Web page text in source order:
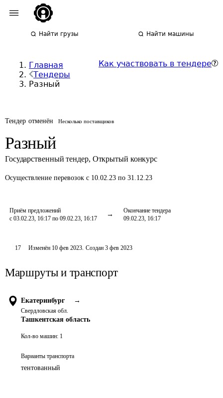
Найти грузы Найти машины
Главная
Тендеры
Разный
Как участвовать в тендере
Тендер отменён Несколько поставщиков
Разный
Государственный тендер, Открытый конкурс
Осуществление перевозок с 10.02.23 по 31.12.23
Приём предложений
с 03.02.23, 16:17 по 09.02.23, 16:17
Окончание тендера
09.02.23, 16:17
17 Изменён 10 фев 2023. Создан 3 фев 2023
Маршруты и транспорт
Екатеринбург →
Свердловская обл.
Ташкентская область
Кол-во машин: 1
Варианты транспорта
тентованный